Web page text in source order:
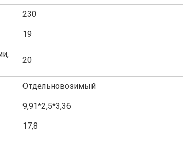
230
19
20
Отдельновозимый
9,91*2,5*3,36
17,8